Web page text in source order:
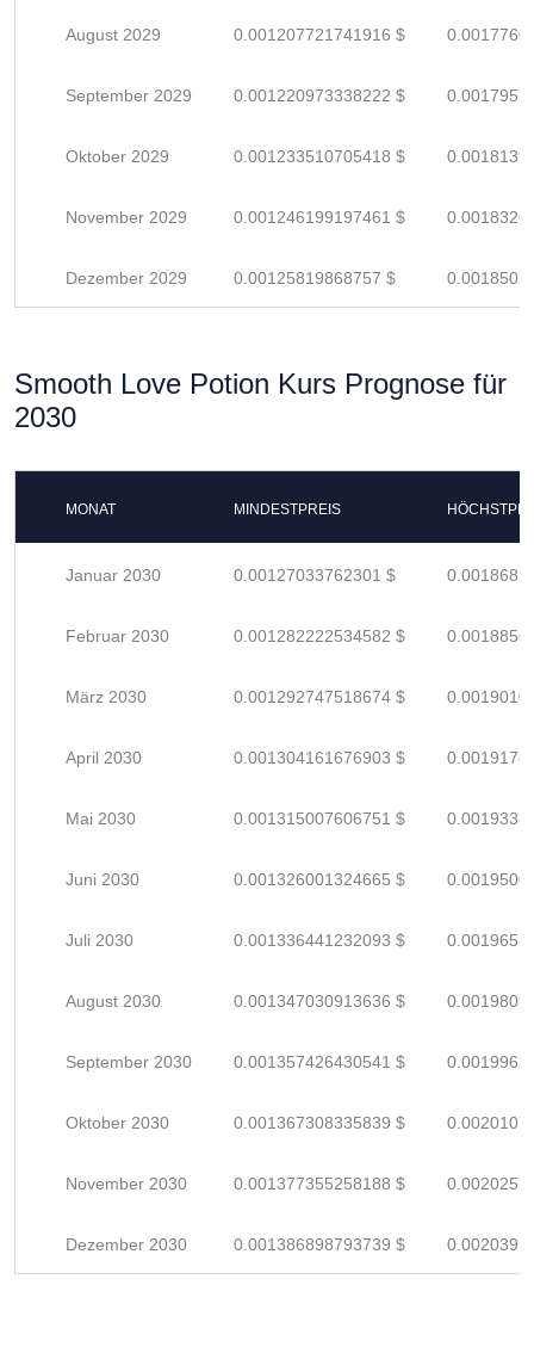
August 2029 0.001207721741916 $
September 2029 0.001220973338222 $
Oktober 2029 0.001233510705418 $
November 2029 0.001246199197461 $
Dezember 2029 0.00125819868757 $
Smooth Love Potion Kurs Prognose für
2030
MONAT MINDESTPREIS
Januar 2030 0.00127033762301 $
Februar 2030 0.001282222534582 $
März 2030 0.001292747518674 $
April 2030 0.001304161676903 $
Mai 2030 0.001315007606751 $
Juni 2030 0.001326001324665 $
Juli 2030 0.001336441232093 $
August 2030 0.001347030913636 $
September 2030 0.001357426430541 $
Oktober 2030 0.001367308335839 $
November 2030 0.001377355258188 $
Dezember 2030 0.001386898793739 $